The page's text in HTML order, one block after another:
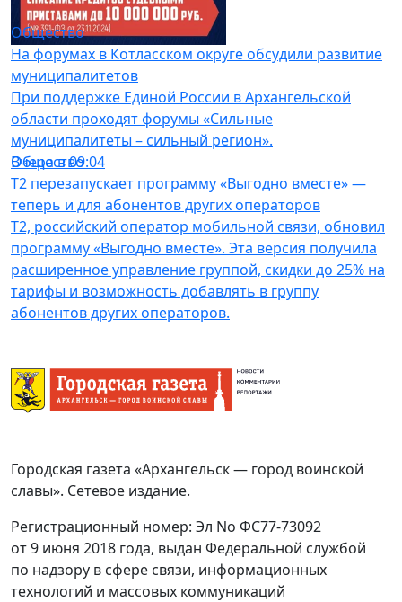
Юлия Фефилова.
Общество
Сегодня в 05:30
На форумах в Котласском округе обсудили развитие
муниципалитетов
При поддержке Единой России в Архангельской
области проходят форумы «Сильные
муниципалитеты – сильный регион».
Общество
Вчера в 09:04
Т2 перезапускает программу «Выгодно вместе» —
теперь и для абонентов других операторов
T2, российский оператор мобильной связи, обновил
программу «Выгодно вместе». Эта версия получила
расширенное управление группой, скидки до 25% на
тарифы и возможность добавлять в группу
абонентов других операторов.
Городская газета «Архангельск — город воинской
славы». Сетевое издание.
Регистрационный номер: Эл No ФС77-73092
от 9 июня 2018 года, выдан Федеральной службой
по надзору в сфере связи, информационных
технологий и массовых коммуникаций